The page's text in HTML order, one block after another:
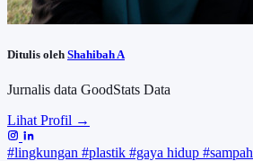
Ditulis oleh Shahibah A
Jurnalis data GoodStats Data
Lihat Profil →
#lingkungan #plastik #gaya hidup #sampah